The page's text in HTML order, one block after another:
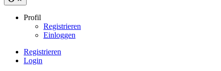
Profil
Registrieren
Einloggen
Registrieren
Login